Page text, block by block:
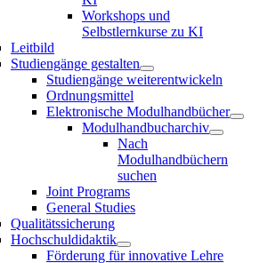
Workshops und
Selbstlernkurse zu KI
Leitbild
Studiengänge gestalten
Studiengänge weiterentwickeln
Ordnungsmittel
Elektronische Modulhandbücher
Modulhandbucharchiv
Nach
Modulhandbüchern
suchen
Joint Programs
General Studies
Qualitätssicherung
Hochschuldidaktik
Förderung für innovative Lehre